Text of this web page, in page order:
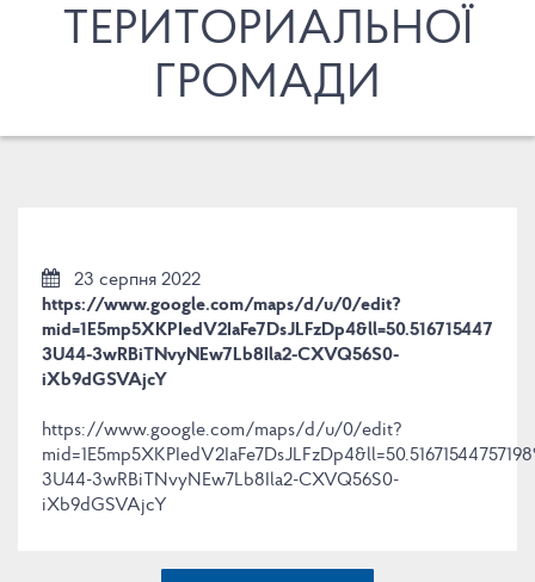
ТЕРИТОРИАЛЬНОЇ
ГРОМАДИ
23 серпня 2022
https://www.google.com/maps/d/u/0/edit?
3U44-3wRBiTNvyNEw7Lb8Ila2-CXVQ56S0-
iXb9dGSVAjcY
https://www.google.com/maps/d/u/0/edit?
3U44-3wRBiTNvyNEw7Lb8Ila2-CXVQ56S0-
iXb9dGSVAjcY